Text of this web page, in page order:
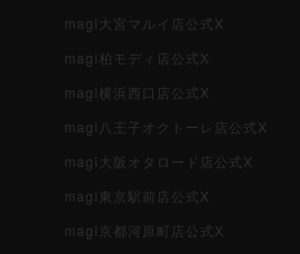
magi大宮マルイ店公式X
magi柏モディ店公式X
magi横浜西口店公式X
magi八王子オクトーレ店公式X
magi大阪オタロード店公式X
magi東京駅前店公式X
magi京都河原町店公式X